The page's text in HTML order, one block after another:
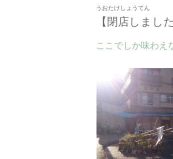
うおたけしょうてん
【閉店しまし
ここでしか味わえ